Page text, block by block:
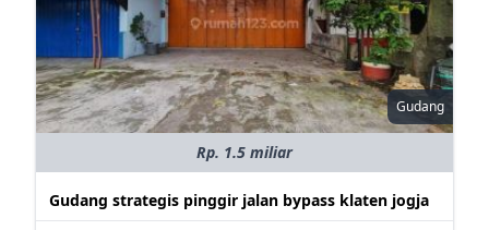
Gudang
Rp. 1.5 miliar
Gudang strategis pinggir jalan bypass klaten jogja